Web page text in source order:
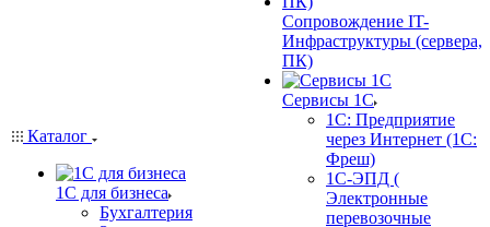
Каталог
1С для бизнеса
Бухгалтерия
Сопровождение IT-
Инфраструктуры (сервера,
ПК)
Сервисы 1С
1С: Предприятие
через Интернет (1С:
Фреш)
1С-ЭПД (
Электронные
перевозочные